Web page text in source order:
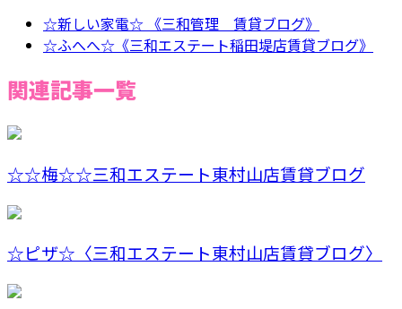
☆新しい家電☆ 《三和管理 賃貸ブログ》
☆ふへへ☆《三和エステート稲田堤店賃貸ブログ》
関連記事一覧
☆☆梅☆☆三和エステート東村山店賃貸ブログ
☆ピザ☆〈三和エステート東村山店賃貸ブログ〉